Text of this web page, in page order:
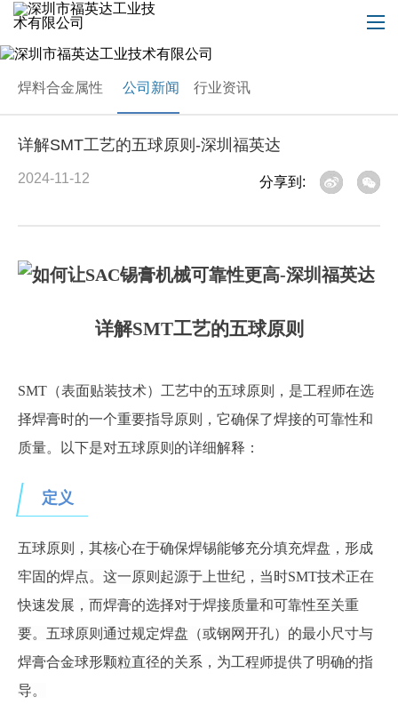
焊料合金属性 公司新闻 行业资讯
详解SMT工艺的五球原则-深圳福英达
2024-11-12 分享到:
详解SMT工艺的五球原则
SMT（表面贴装技术）工艺中的五球原则，是工程师在选
择焊膏时的一个重要指导原则，它确保了焊接的可靠性和
质量。以下是对五球原则的详细解释：
定义
五球原则，其核心在于确保焊锡能够充分填充焊盘，形成
牢固的焊点。这一原则起源于上世纪，当时SMT技术正在
快速发展，而焊膏的选择对于焊接质量和可靠性至关重
要。五球原则通过规定焊盘（或钢网开孔）的最小尺寸与
焊膏合金球形颗粒直径的关系，为工程师提供了明确的指
导。